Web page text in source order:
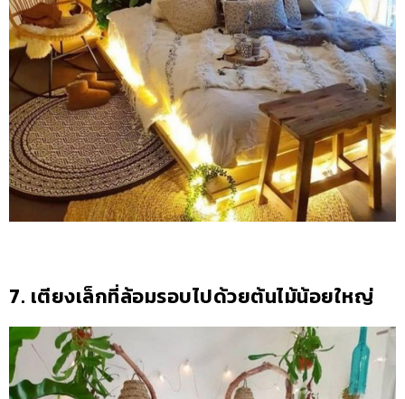
7. เตียงเล็กที่ล้อมรอบไปด้วยต้นไม้น้อยใหญ่